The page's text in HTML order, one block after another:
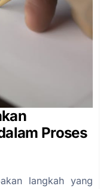
Proses
langkah yang